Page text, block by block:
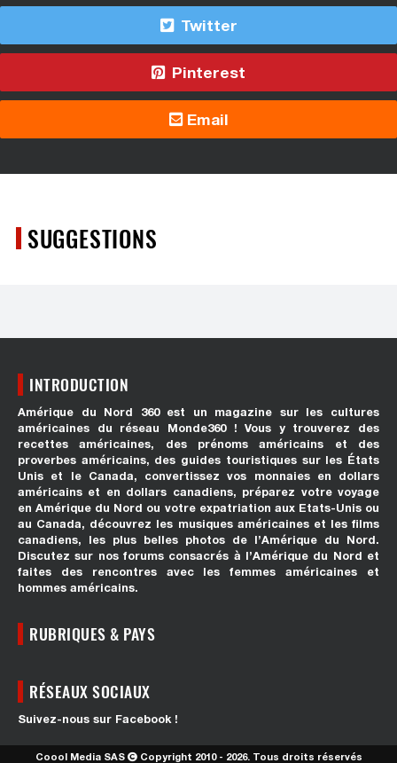
Twitter
Pinterest
Email
SUGGESTIONS
INTRODUCTION
Amérique du Nord 360 est un magazine sur les cultures
américaines du réseau Monde360 ! Vous y trouverez des
recettes américaines, des prénoms américains et des
proverbes américains, des guides touristiques sur les États
Unis et le Canada, convertissez vos monnaies en dollars
américains et en dollars canadiens, préparez votre voyage
en Amérique du Nord ou votre expatriation aux Etats-Unis ou
au Canada, découvrez les musiques américaines et les films
canadiens, les plus belles photos de l’Amérique du Nord.
Discutez sur nos forums consacrés à l’Amérique du Nord et
faites des rencontres avec les femmes américaines et
hommes américains.
RUBRIQUES & PAYS
RÉSEAUX SOCIAUX
Suivez-nous sur Facebook !
Coool Media SAS Copyright 2010 - 2026. Tous droits réservés